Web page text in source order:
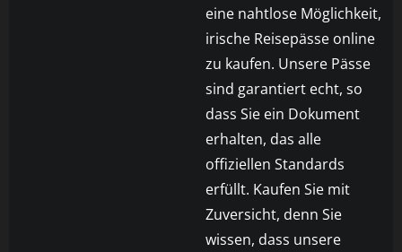
eine nahtlose Möglichkeit,
irische Reisepässe online
zu kaufen. Unsere Pässe
sind garantiert echt, so
dass Sie ein Dokument
erhalten, das alle
offiziellen Standards
erfüllt. Kaufen Sie mit
Zuversicht, denn Sie
wissen, dass unsere